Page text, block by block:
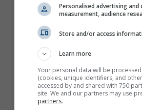
Personalised advertising
measurement, audience
Store and/or access
Learn more
Your personal data will be
(cookies, unique identifiers, and
accessed by and shared with 750
site. We and our partners may use
partners.